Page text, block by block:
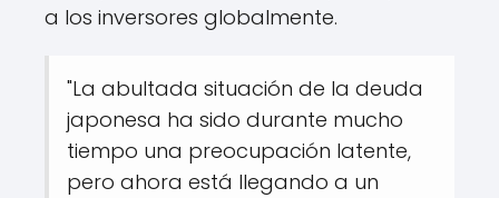
a los inversores globalmente.
"La abultada situación de la deuda
japonesa ha sido durante mucho
tiempo una preocupación latente,
pero ahora está llegando a un